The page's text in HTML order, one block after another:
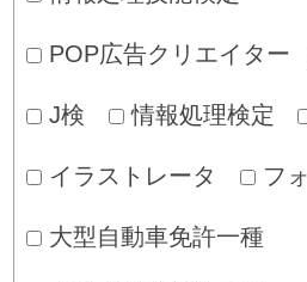
POP広告クリエイター
J検 情報処理検定
イラストレータ フ
大型自動車免許一種